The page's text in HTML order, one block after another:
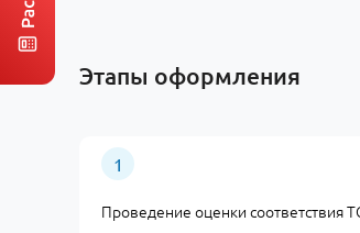
Этапы оформления
Проведение оценки соответствия